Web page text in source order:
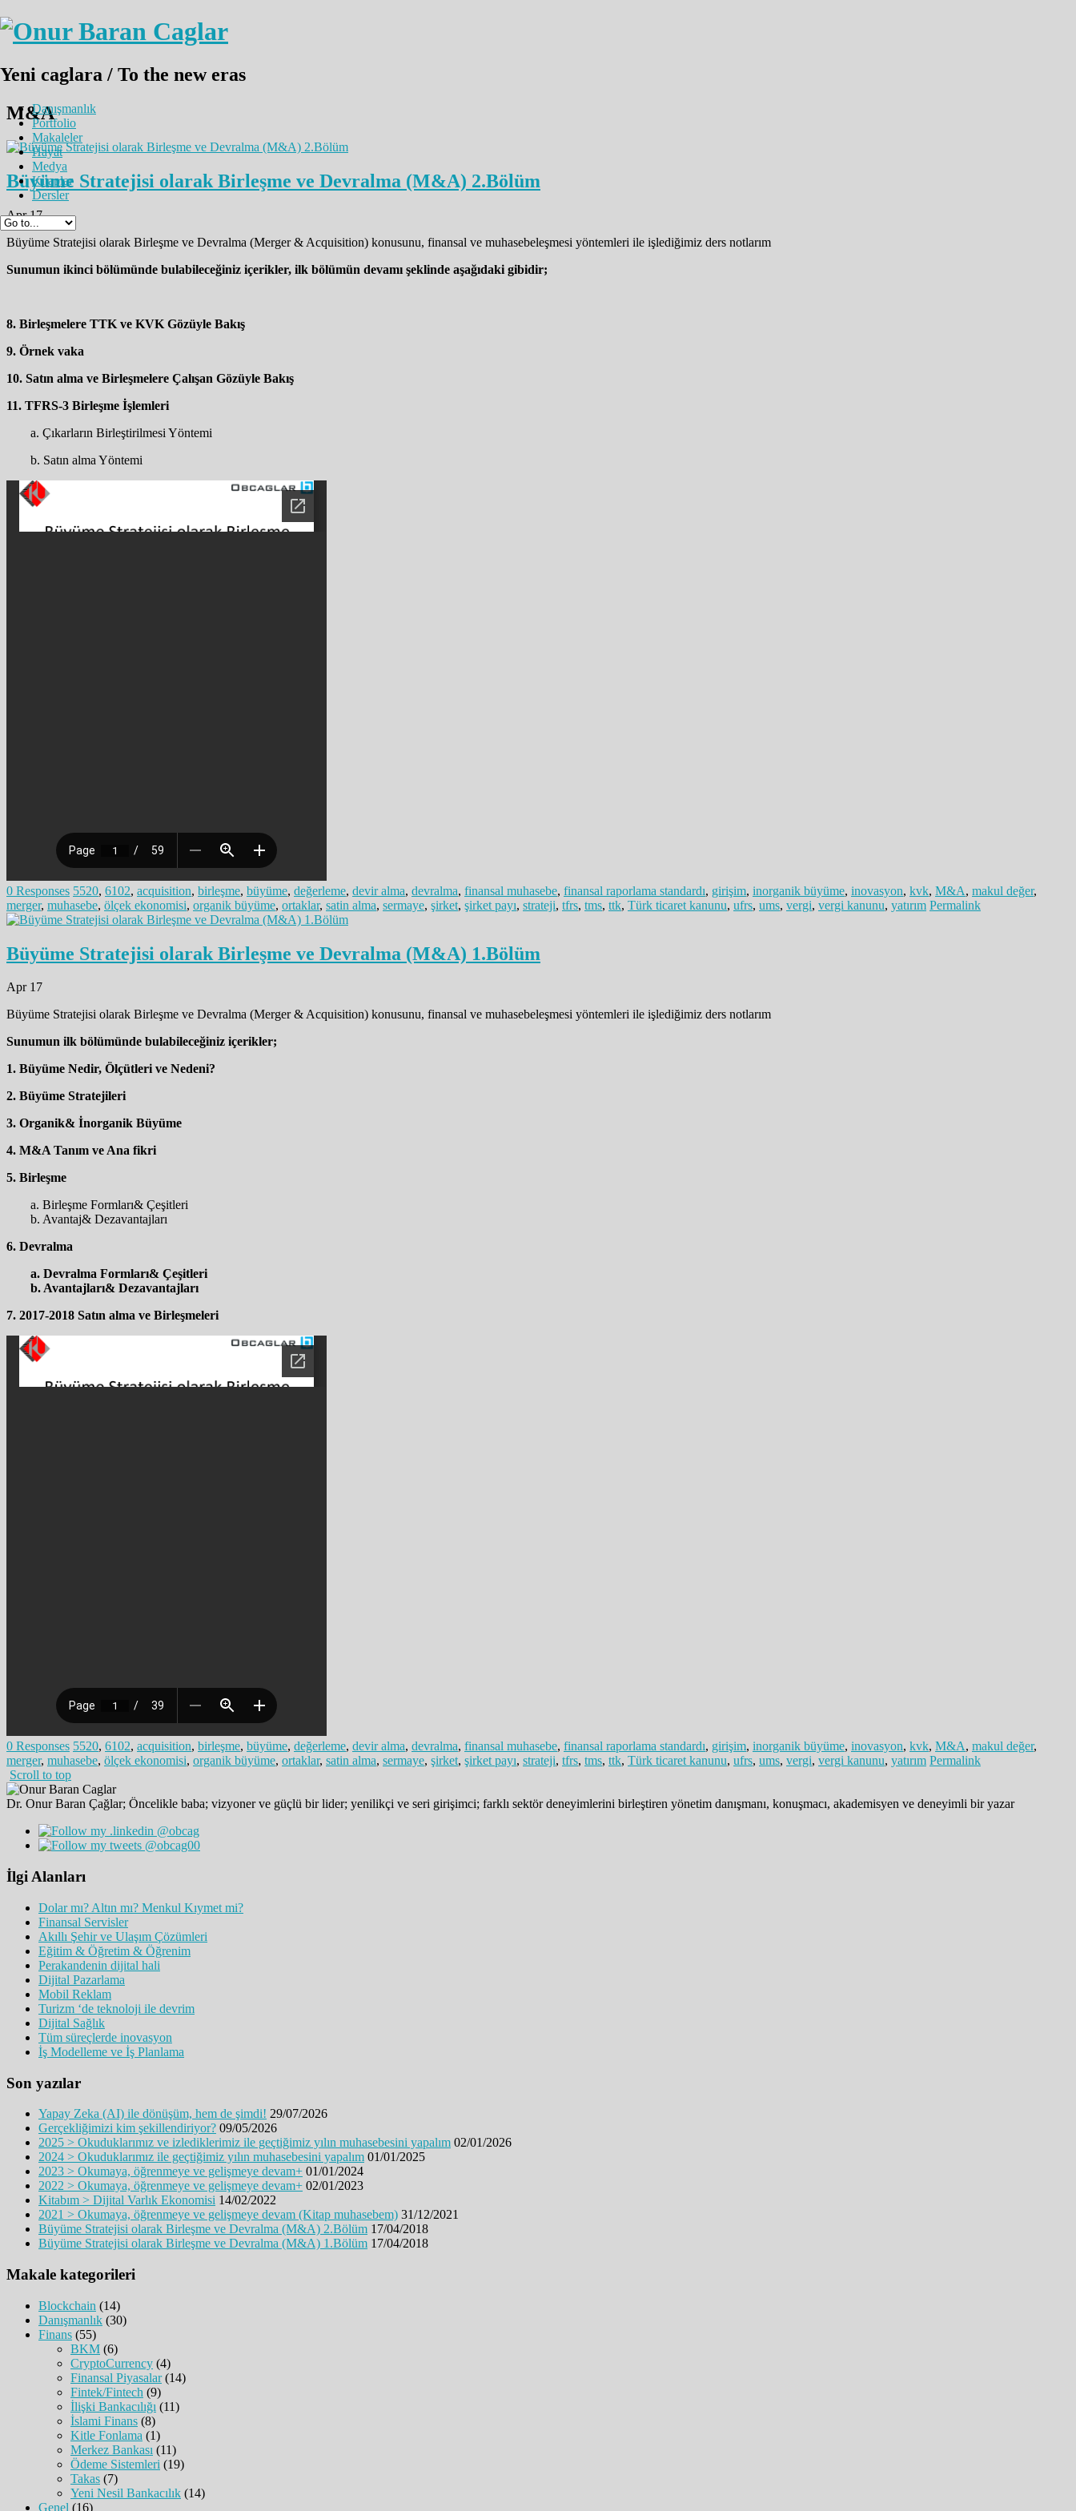
Yeni caglara / To the new eras
Danışmanlık
Portfolio
Makaleler
Hayat
Medya
Kitaplar
Dersler
M&A
Büyüme Stratejisi olarak Birleşme ve Devralma (M&A) 2.Bölüm
Apr 17
Büyüme Stratejisi olarak Birleşme ve Devralma (Merger & Acquisition) konusunu, finansal ve muhasebeleşmesi yöntemleri ile işlediğimiz ders notlarım
Sunumun ikinci bölümünde bulabileceğiniz içerikler, ilk bölümün devamı şeklinde aşağıdaki gibidir;
8. Birleşmelere TTK ve KVK Gözüyle Bakış
9. Örnek vaka
10. Satın alma ve Birleşmelere Çalışan Gözüyle Bakış
11. TFRS-3 Birleşme İşlemleri
a. Çıkarların Birleştirilmesi Yöntemi
b. Satın alma Yöntemi
0 Responses 5520, 6102, acquisition, birleşme, büyüme, değerleme, devir alma, devralma, finansal muhasebe, finansal raporlama standardı, girişim, inorganik büyüme, inovasyon, kvk, M&A, makul değer,
merger, muhasebe, ölçek ekonomisi, organik büyüme, ortaklar, satin alma, sermaye, şirket, şirket payı, strateji, tfrs, tms, ttk, Türk ticaret kanunu, ufrs, ums, vergi, vergi kanunu, yatırım Permalink
Büyüme Stratejisi olarak Birleşme ve Devralma (M&A) 1.Bölüm
Apr 17
Büyüme Stratejisi olarak Birleşme ve Devralma (Merger & Acquisition) konusunu, finansal ve muhasebeleşmesi yöntemleri ile işlediğimiz ders notlarım
Sunumun ilk bölümünde bulabileceğiniz içerikler;
1. Büyüme Nedir, Ölçütleri ve Nedeni?
2. Büyüme Stratejileri
3. Organik& İnorganik Büyüme
4. M&A Tanım ve Ana fikri
5. Birleşme
a. Birleşme Formları& Çeşitleri
b. Avantaj& Dezavantajları
6. Devralma
a. Devralma Formları& Çeşitleri
b. Avantajları& Dezavantajları
7. 2017-2018 Satın alma ve Birleşmeleri
0 Responses 5520, 6102, acquisition, birleşme, büyüme, değerleme, devir alma, devralma, finansal muhasebe, finansal raporlama standardı, girişim, inorganik büyüme, inovasyon, kvk, M&A, makul değer,
merger, muhasebe, ölçek ekonomisi, organik büyüme, ortaklar, satin alma, sermaye, şirket, şirket payı, strateji, tfrs, tms, ttk, Türk ticaret kanunu, ufrs, ums, vergi, vergi kanunu, yatırım Permalink
Scroll to top
Dr. Onur Baran Çağlar; Öncelikle baba; vizyoner ve güçlü bir lider; yenilikçi ve seri girişimci; farklı sektör deneyimlerini birleştiren yönetim danışmanı, konuşmacı, akademisyen ve deneyimli bir yazar
İlgi Alanları
Dolar mı? Altın mı? Menkul Kıymet mi?
Finansal Servisler
Akıllı Şehir ve Ulaşım Çözümleri
Eğitim & Öğretim & Öğrenim
Perakandenin dijital hali
Dijital Pazarlama
Mobil Reklam
Turizm ‘de teknoloji ile devrim
Dijital Sağlık
Tüm süreçlerde inovasyon
İş Modelleme ve İş Planlama
Son yazılar
Yapay Zeka (AI) ile dönüşüm, hem de şimdi! 29/07/2026
Gerçekliğimizi kim şekillendiriyor? 09/05/2026
2025 > Okuduklarımız ve izlediklerimiz ile geçtiğimiz yılın muhasebesini yapalım 02/01/2026
2024 > Okuduklarımız ile geçtiğimiz yılın muhasebesini yapalım 01/01/2025
2023 > Okumaya, öğrenmeye ve gelişmeye devam+ 01/01/2024
2022 > Okumaya, öğrenmeye ve gelişmeye devam+ 02/01/2023
Kitabım > Dijital Varlık Ekonomisi 14/02/2022
2021 > Okumaya, öğrenmeye ve gelişmeye devam (Kitap muhasebem) 31/12/2021
Büyüme Stratejisi olarak Birleşme ve Devralma (M&A) 2.Bölüm 17/04/2018
Büyüme Stratejisi olarak Birleşme ve Devralma (M&A) 1.Bölüm 17/04/2018
Makale kategorileri
Blockchain (14)
Danışmanlık (30)
Finans (55)
BKM (6)
CryptoCurrency (4)
Finansal Piyasalar(14)
Fintek/Fintech (9)
İlişki Bankacılığı (11)
İslami Finans (8)
Kitle Fonlama (1)
Merkez Bankası (11)
Ödeme Sistemleri (19)
Takas (7)
Yeni Nesil Bankacılık (14)
Genel (16)